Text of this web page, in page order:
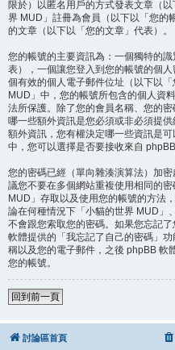
限於）以匿名用戶的方式發表文章（
界 MUD」註冊為會員（以下以「您的
的文章（以下以「您的文章」代表）。
您的帳號的主要資訊為：一個獨特的
表），一個讓您登入到您的帳號的個
個有效的個人電子郵件位址（以下以
MUD」中，您的帳號所包含的個人資
法所保護。除了您的會員名稱、您的
哪一些額外資訊是您必須或非必須提
額外資訊，您有權決定哪一些資訊是
中，您可以選擇是否要接收來自
您的密碼已經（單向雜湊演算法）加
議您不要在多個網站重複使用相同的
MUD」存取以及使用您的帳號的方法
論在何種情況下「小貓的世界 MUD」
不會跟您索取您的密碼。如果您忘記
軟體提供的「我忘記了自己的密碼」
稱以及您的電子郵件，之後 phpBB 軟
您的帳號。
回到前一頁
討論區首頁